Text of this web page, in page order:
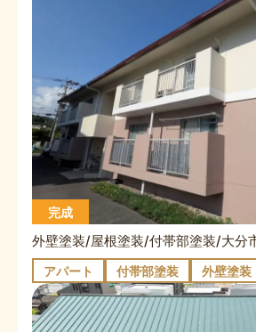
完成
外壁塗装/屋根塗装/付帯部塗装/大分
アパート 付帯部塗装 外壁塗装